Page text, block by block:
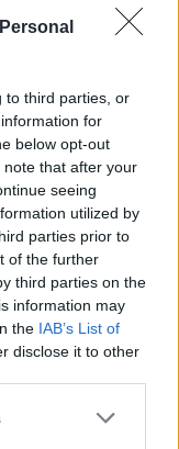
to third parties, or
for
below opt-out
that after your
seeing
utilized by
parties prior to
of the further
third parties on the
information may
the IAB’s List of
disclose it to other
or more Google